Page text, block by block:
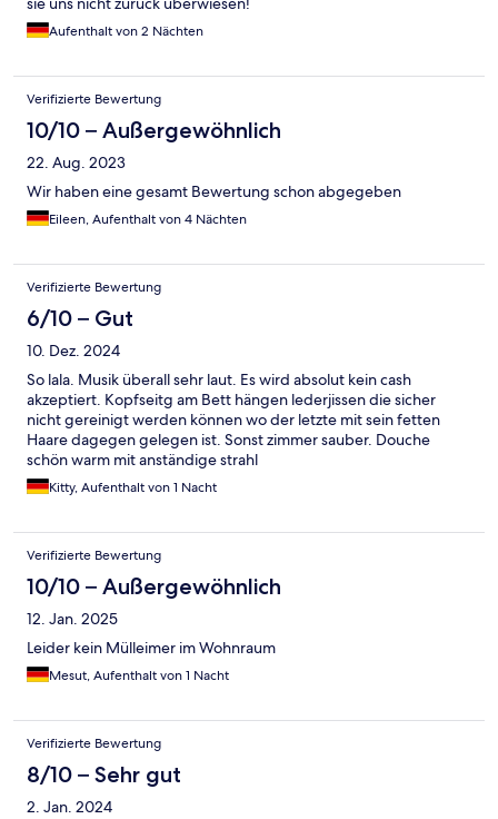
Aufenthalt von 2 Nächten
Verifizierte Bewertung
10/10 – Außergewöhnlich
22. Aug. 2023
Wir haben eine gesamt Bewertung schon abgegeben
Eileen, Aufenthalt von 4 Nächten
Verifizierte Bewertung
6/10 – Gut
10. Dez. 2024
So lala. Musik überall sehr laut. Es wird absolut kein cash
akzeptiert. Kopfseitg am Bett hängen lederjissen die sicher
nicht gereinigt werden können wo der letzte mit sein fetten
Haare dagegen gelegen ist. Sonst zimmer sauber. Douche
schön warm mit anständige strahl
Kitty, Aufenthalt von 1 Nacht
Verifizierte Bewertung
10/10 – Außergewöhnlich
12. Jan. 2025
Leider kein Mülleimer im Wohnraum
Mesut, Aufenthalt von 1 Nacht
Verifizierte Bewertung
8/10 – Sehr gut
2. Jan. 2024